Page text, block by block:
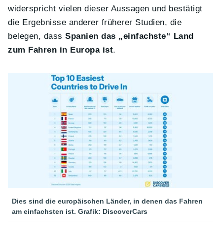
widerspricht vielen dieser Aussagen und bestätigt
die Ergebnisse anderer früherer Studien, die
belegen, dassSpanien das „einfachste“ Land
zum Fahren in Europa ist.
Dies sind die europäischen Länder, in denen das Fahren
am einfachsten ist. Grafik: DiscoverCars